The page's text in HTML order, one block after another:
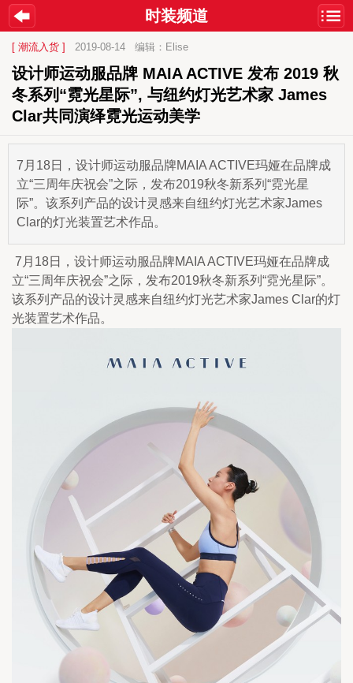
时装频道
[ 潮流入货 ] 2019-08-14 编辑：Elise
设计师运动服品牌 MAIA ACTIVE 发布 2019 秋
冬系列“霓光星际”, 与纽约灯光艺术家 James
Clar共同演绎霓光运动美学
7月18日，设计师运动服品牌MAIA ACTIVE玛娅在品牌成
立“三周年庆祝会”之际，发布2019秋冬新系列“霓光星
际”。该系列产品的设计灵感来自纽约灯光艺术家James
Clar的灯光装置艺术作品。
7月18日，设计师运动服品牌MAIA ACTIVE玛娅在品牌成
立“三周年庆祝会”之际，发布2019秋冬新系列“霓光星际”。
该系列产品的设计灵感来自纽约灯光艺术家James Clar的灯
光装置艺术作品。